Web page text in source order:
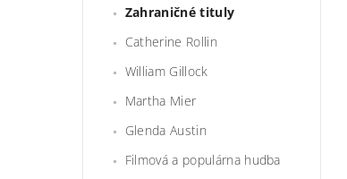
Zahraničné tituly
Catherine Rollin
William Gillock
Martha Mier
Glenda Austin
Filmová a populárna hudba